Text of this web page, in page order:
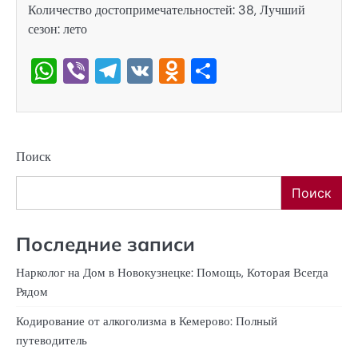
Количество достопримечательностей: 38, Лучший
сезон: лето
WhatsApp
ViberTelegram
VKOdnoklassniki
Поиск
Поиск
Последние записи
Нарколог на Дом в Новокузнецке: Помощь, Которая Всегда
Рядом
Кодирование от алкоголизма в Кемерово: Полный
путеводитель